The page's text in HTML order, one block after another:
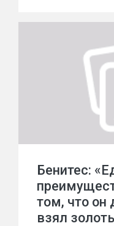
Бенитес:
том, что
взял